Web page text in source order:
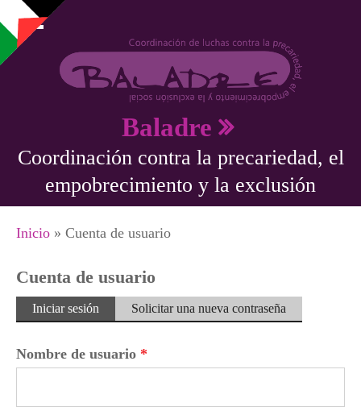
Pasar al contenido principal
Baladre
Coordinación contra la precariedad, el
empobrecimiento y la exclusión
Se encuentra usted aquí
Inicio » Cuenta de usuario
Cuenta de usuario
Solapas principales
Iniciar sesión (solapaSolicitar una nueva contraseña
Nombre de usuario *